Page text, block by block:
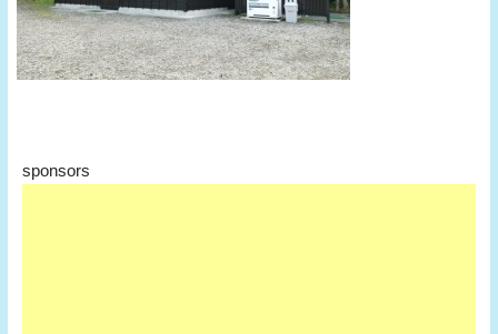
sponsors